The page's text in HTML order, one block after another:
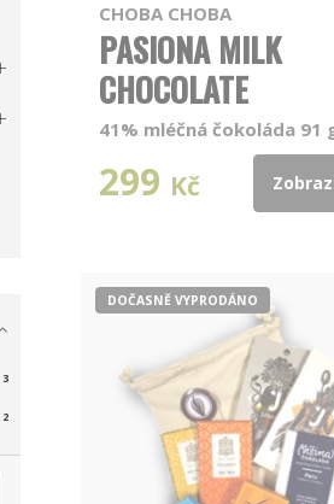
CHOBA CHOBA
PASIONA MILK
CHOCOLATE
41% mléčná čokoláda 91
299 Kč
DOČASNĚ VYPRODÁNO
3
2